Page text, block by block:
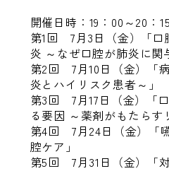
開催日時：19：00～20：
第1回 7月3日（金）「口
炎 ～なぜ口腔が肺炎に関
第2回 7月10日（金）「
炎とハイリスク患者～」
第3回 7月17日（金）「
る要因 ～薬剤がもたらす
第4回 7月24日（金）「
腔ケア」
第5回 7月31日（金）「